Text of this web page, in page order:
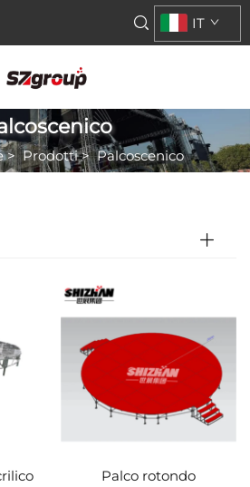
IT
>Prodotti>Palcoscenico
Palco rotondo